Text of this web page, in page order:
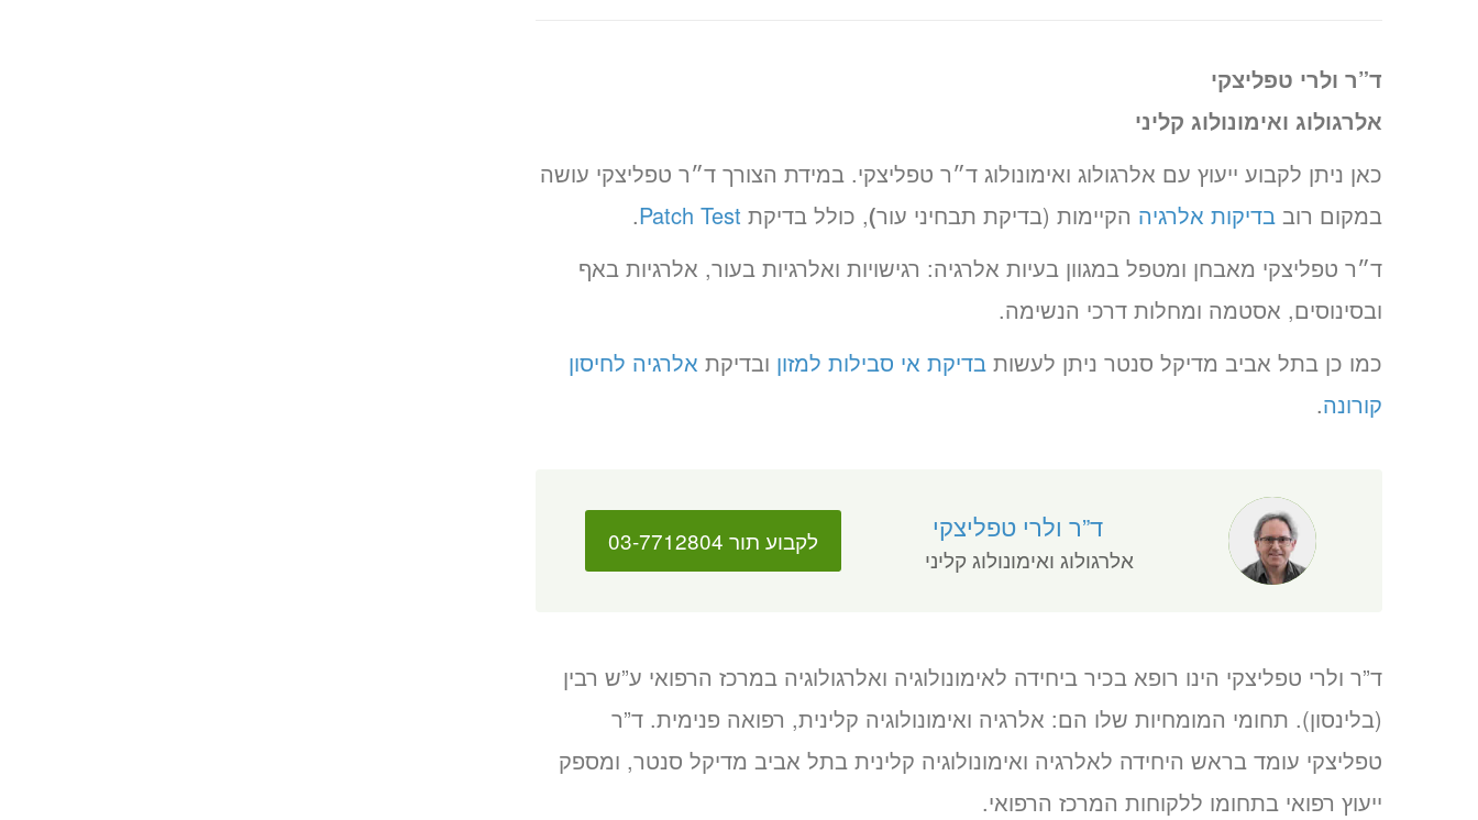
ד”ר ולרי טפליצקי
אלרגולוג ואימונולוג קליני
כאן ניתן לקבוע ייעוץ עם אלרגולוג ואימונולוג ד״ר טפליצקי. במידת הצורך ד״ר טפליצקי עושה
במקום רוב בדיקות אלרגיה הקיימות (בדיקת תבחיני עור), כולל בדיקת Patch Test
.
ד״ר טפליצקי מאבחן ומטפל במגוון בעיות אלרגיה: רגישויות ואלרגיות בעור, אלרגיות באף
ובסינוסים, אסטמה ומחלות דרכי הנשימה.
כמו כן בתל אביב מדיקל סנטר ניתן לעשות בדיקת אי סבילות למזון ובדיקת אלרגיה לחיסון
קורונה.
ד”ר ולרי טפליצקי
אלרגולוג ואימונולוג קליני
לקבוע תור 03-7712804
ד”ר ולרי טפליצקי הינו רופא בכיר ביחידה לאימונולוגיה ואלרגולוגיה במרכז הרפואי ע”ש רבין
(בלינסון). תחומי המומחיות שלו הם: אלרגיה ואימונולוגיה קלינית, רפואה פנימית. ד”ר
טפליצקי עומד בראש היחידה לאלרגיה ואימונולוגיה קלינית בתל אביב מדיקל סנטר, ומספק
ייעוץ רפואי בתחומו ללקוחות המרכז הרפואי.